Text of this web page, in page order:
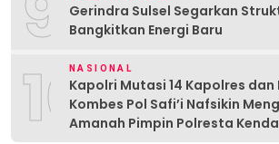
Gerindra Sulsel Segarkan
Bangkitkan Energi Baru
10NASIONAL
Kapolri Mutasi 14 Kapolres
Kombes Pol Safi’i Nafsikin
Amanah Pimpin Polresta